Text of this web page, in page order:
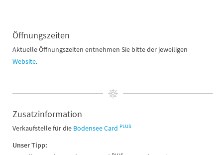
Öffnungszeiten
Aktuelle Öffnungszeiten entnehmen Sie bitte der jeweiligen
Website.
Zusatzinformation
Verkaufstelle für die Bodensee Card PLUS
Unser Tipp: